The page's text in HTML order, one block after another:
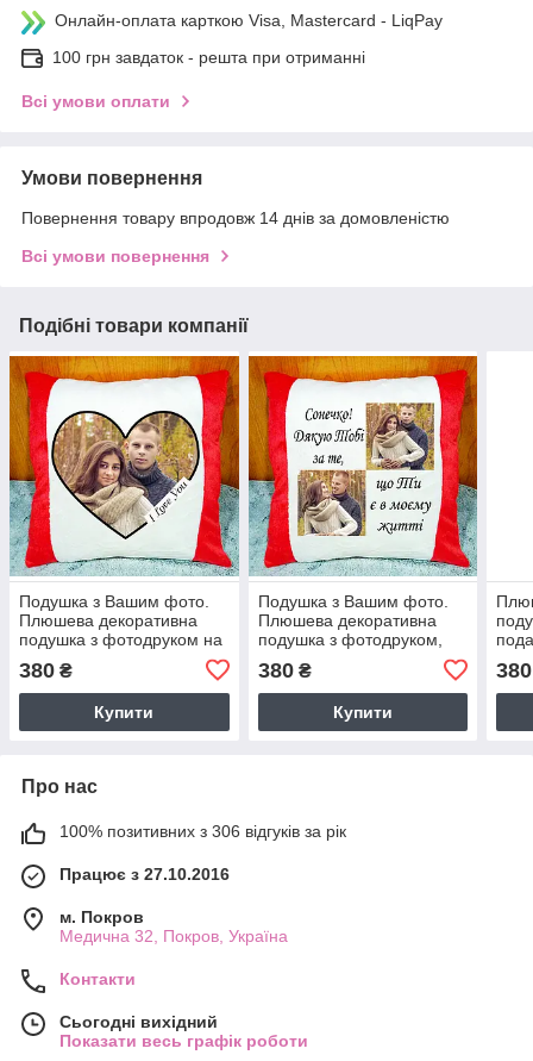
Онлайн-оплата карткою Visa, Mastercard - LiqPay
100 грн завдаток - решта при отриманні
Всі умови оплати
Умови повернення
Повернення товару впродовж 14 днів за домовленістю
Всі умови повернення
Подібні товари компанії
Подушка з Вашим фото.
Плюшева декоративна
подушка з фотодруком на
Валентина
380 ₴
Купити
Подушка з Вашим фото.
Плюшева декоративна
подушка з фотодруком,
Закоханих
380₴
Купити
380
Про нас
100% позитивних з 306 відгуків за рік
Працює з 27.10.2016
м. Покров
Медична 32, Покров, Україна
Контакти
Сьогодні вихідний
Показати весь графік роботи